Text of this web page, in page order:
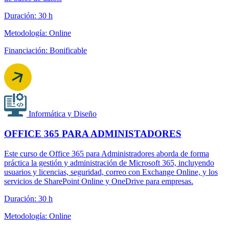
Duración: 30 h
Metodología: Online
Financiación: Bonificable
Informática y Diseño
OFFICE 365 PARA ADMINISTADORES
Este curso de Office 365 para Administradores aborda de forma
práctica la gestión y administración de Microsoft 365, incluyendo
usuarios y licencias, seguridad, correo con Exchange Online, y los
servicios de SharePoint Online y OneDrive para empresas.
Duración: 30 h
Metodología: Online